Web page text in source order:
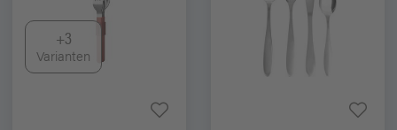
+3
Varianten